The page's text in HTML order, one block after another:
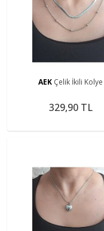
AEK Çelik İkili Kolye
329,90 TL